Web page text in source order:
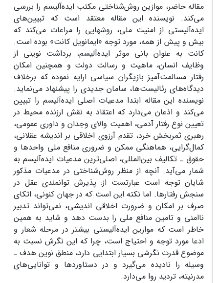
مقاله حاضر، موازین روش‌شناختی مکتب ایده‌آلیسم را بررسی
می‌کند. نویسنده این مقاله معتقد است که تبیین‌های
ایده‌آلیستی از امنیت ملی، روشهایی را مراعات می‌کند که
بیش و پیش از همه، مورد توجه «ایمانویل کانت» بوده است.
کانت به عنوان بانی موثر ایده‌آلیسم، برداشت نوینی از
وظایف انسان، ماهیت و رسالت دولت و همچنین امکان
رفتار مسالمت‌آمیز بازیگران سیاسی ارایه نموده که برخلاف
دیدگاه‌های رئالیست‌ها، سامان جدیدی را پیشنهاد می‌نماید.
نویسنده این مقاله ابتدا مدعیات اصلی ایده‌آلیسم را تبیین
می‌کند و اذعان می‌دارد که اعتقاد به نقش ارزنده محیط در
تعیین نوع رفتار آدمی، اهمیت والای وجدان و داوری عمومی،
رهبری ثمربخش خرد، تقدم آرزوی اخلاقی بر اندیشه عقلانی،
کمال‌گرایی، هماهنگی ممکن و ضروری منافع ملی واحدها و
حقوق ـ تکالیف بین‌المللی، اصلی‌ترین مدعیات ایده‌آلیسم به
شمار می‌آید. آنچه از منظر روش‌شناختی در مدعیات مذکور
شایان توجه است عبارتست از: پذیرش توانمندی عقل در
سنجش رفتارها. اما نکته این است که در جهان کنونی، اتکای
صرف بر امکان و ضرورت اخلاقی اندیشی، نمی‌تواند تدبیر
ناامنی و تامین منافع ملی را بدست دهد و شاید به همین
خاطر است که موازین ایده‌آلیستی بیشتر در مرحله شعار و
ادعا مورد توجه و احتیاج است، چرا که این نگرش نسبت به
موضوع قدرت نگرشی بسیار ابتدایی دارد، منطق نوین هدف ـ
وسیله را نادیده می‌گیرد و در دستاوردها و توانایی‌های
مدرنیته، تردید روا می‌دارد.